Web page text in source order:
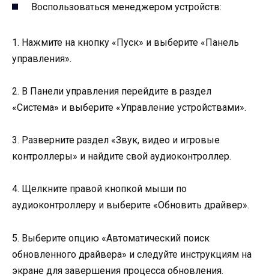
Воспользоваться менеджером устройств:
1. Нажмите на кнопку «Пуск» и выберите «Панель
управления».
2. В Панели управления перейдите в раздел
«Система» и выберите «Управление устройствами».
3. Разверните раздел «Звук, видео и игровые
контроллеры» и найдите свой аудиоконтроллер.
4. Щелкните правой кнопкой мыши по
аудиоконтроллеру и выберите «Обновить драйвер».
5. Выберите опцию «Автоматический поиск
обновленного драйвера» и следуйте инструкциям на
экране для завершения процесса обновления.